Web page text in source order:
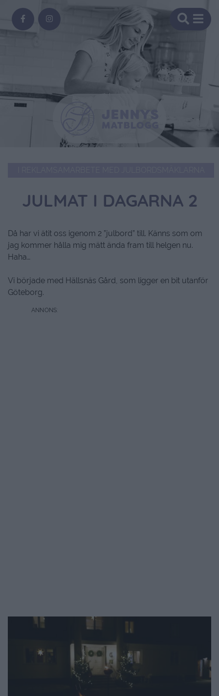
JULMAT I DAGARNA 2
Då har vi ätit oss igenom 2 ”julbord” till. Känns som om
jag kommer hålla mig mätt ända fram till helgen nu.
Haha…
Vi började med Hällsnäs Gård, som ligger en bit utanför
Göteborg.